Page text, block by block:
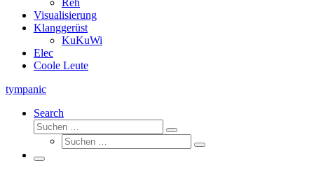
Reh
Visualisierung
Klanggerüst
KuKuWi
Elec
Coole Leute
tympanic
Search
Suche
Suchen …
Suche
Suchen …
Menü